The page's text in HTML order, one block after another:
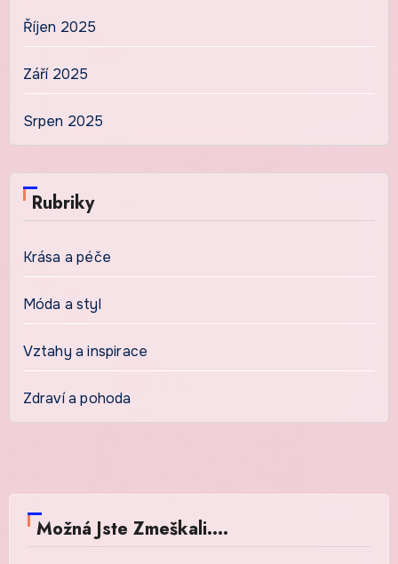
Říjen 2025
Září 2025
Srpen 2025
Rubriky
Krása a péče
Móda a styl
Vztahy a inspirace
Zdraví a pohoda
Možná Jste Zmeškali....